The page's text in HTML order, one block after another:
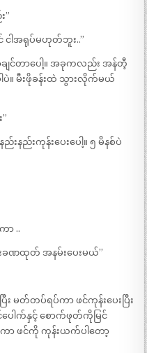
”
ငါအရုပ်မဟုတ်ဘူး..”
ချင်တာပေါ့။ အခုကလည်း အန်တီ့
ပဲ။ မီးဖိုခန်းထဲ သွားလိုက်မယ်
ည်းကုန်းပေးပေါ့။ ၅ မိနစ်ပဲ
ာ ..
ခဏထုတ် အနမ်းပေးမယ်”
တ်တပ်ရပ်ကာ ဖင်ကုန်းပေးပြီး
ပေါက်နှင့် စောက်ဖုတ်ကိုမြင်
ကာ ဖင်ကို ကုန်းယက်ပါတော့